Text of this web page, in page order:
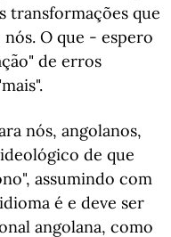
transformações que
O que - espero
de erros
nós, angolanos,
de que
assumindo com
é e deve ser
angolana, como